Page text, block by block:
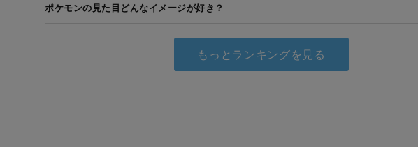
ポケモンの見た目どんなイメージが好き？
もっとランキングを見る